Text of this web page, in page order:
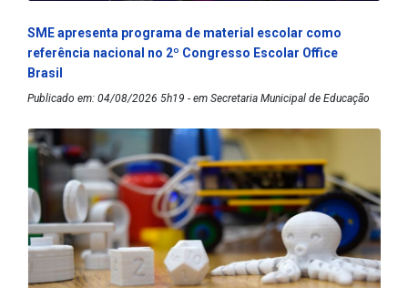
SME apresenta programa de material escolar como
referência nacional no 2º Congresso Escolar Office
Brasil
Publicado em: 04/08/2026 5h19 - em Secretaria Municipal de Educação